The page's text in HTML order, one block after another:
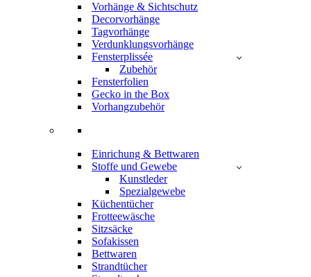
Vorhänge & Sichtschutz
Decorvorhänge
Tagvorhänge
Verdunklungsvorhänge
Fensterplissée
Zubehör
Fensterfolien
Gecko in the Box
Vorhangzubehör
Einrichung & Bettwaren
Stoffe und Gewebe
Kunstleder
Spezialgewebe
Küchentücher
Frotteewäsche
Sitzsäcke
Sofakissen
Bettwaren
Strandtücher